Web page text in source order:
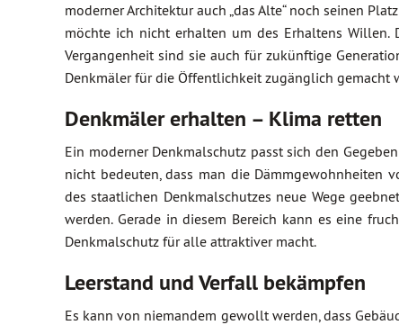
moderner Architektur auch „das Alte“ noch seinen
möchte ich nicht erhalten um des Erhaltens
Vergangenheit sind sie auch für zukünftige
Denkmäler für die Öffentlichkeit zugänglich gemacht
Denkmäler erhalten – Klima retten
Ein moderner Denkmalschutz passt sich den
nicht bedeuten, dass man die Dämmgewohnheiten
des staatlichen Denkmalschutzes neue Wege
werden. Gerade in diesem Bereich kann es eine
Denkmalschutz für alle attraktiver macht.
Leerstand und Verfall bekämpfen
Es kann von niemandem gewollt werden, dass